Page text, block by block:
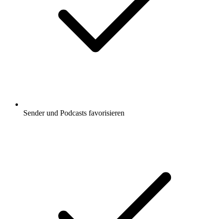
Sender und Podcasts favorisieren